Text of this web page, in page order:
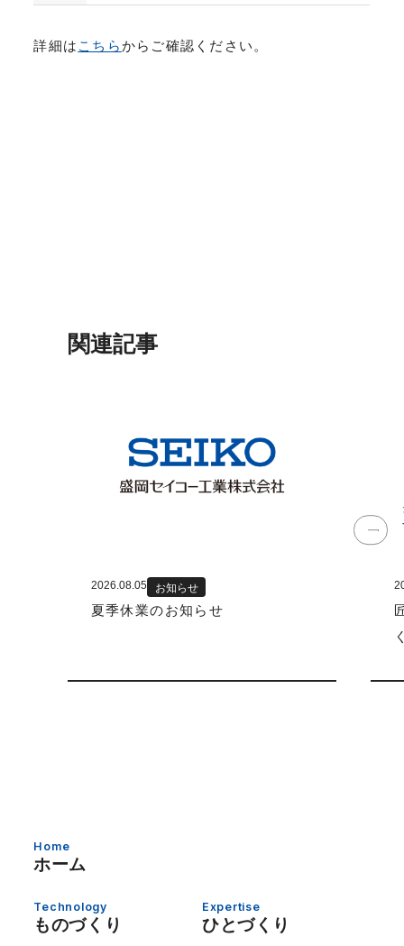
詳細は こちらからご確認ください。
関連記事
2026.08.05 お知らせ
夏季休業のお知らせ
Home
ホーム
Technology
ものづくり
Expertise
ひとづくり